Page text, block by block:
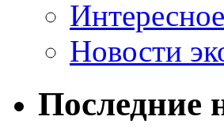
Интересное
Новости
Последние